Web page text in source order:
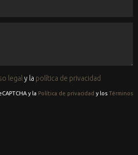
legal y la política de privacidad
y la Política de privacidad y los Términos